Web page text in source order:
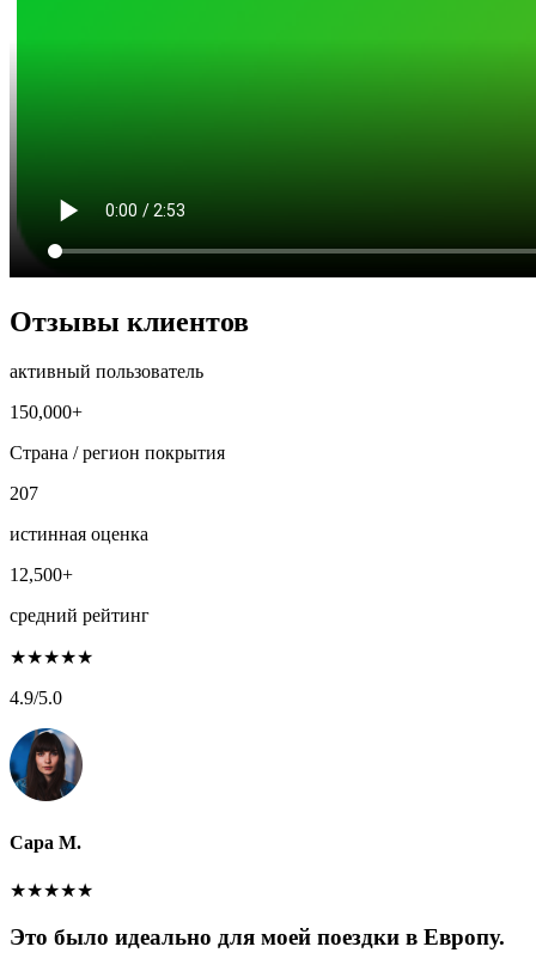
Отзывы клиентов
активный пользователь
150,000+
Страна / регион покрытия
207
истинная оценка
12,500+
средний рейтинг
★★★★★
4.9/5.0
Сара М.
★★★★★
Это было идеально для моей поездки в Европу.